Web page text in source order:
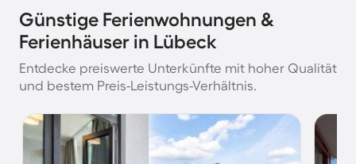
Günstige Ferienwohnungen &
Ferienhäuser in Lübeck
Entdecke preiswerte Unterkünfte mit hoher Qualität
und bestem Preis-Leistungs-Verhältnis.